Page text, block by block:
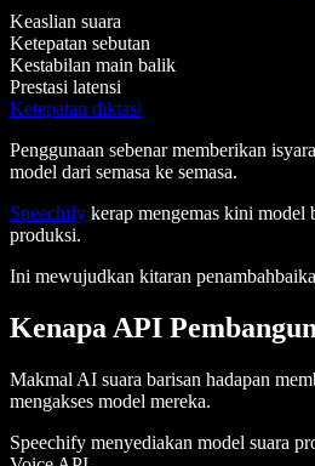
Keaslian suara
Ketepatan sebutan
Kestabilan main balik
Prestasi latensi
Ketepatan diktasi
Penggunaan sebenar memberikan
model dari semasa ke semasa.
Speechify kerap mengemas kini model
produksi.
Ini mewujudkan kitaran
Kenapa API
Makmal AI suara barisan hadapan
mengakses model mereka.
Speechify menyediakan model suara